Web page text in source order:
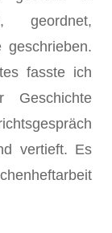
geordnet,
fasste ich
Geschichte
vertieft. Es